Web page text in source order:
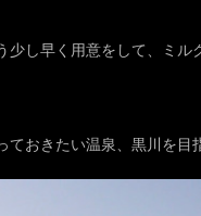
し早く用意をして、ミル
おきたい温泉、黒川を目